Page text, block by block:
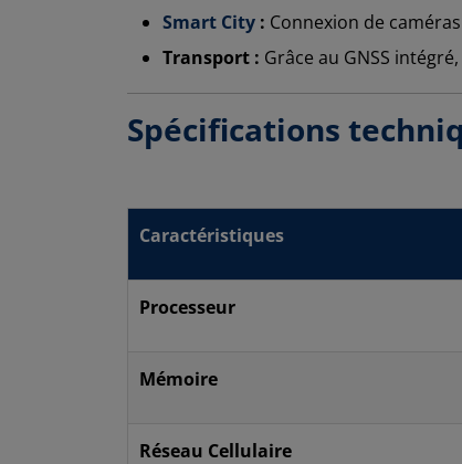
Smart City : Connexion de
Transport : Grâce au GNSS
Spécifications
Caractéristiques
Processeur
Mémoire
Réseau Cellulaire